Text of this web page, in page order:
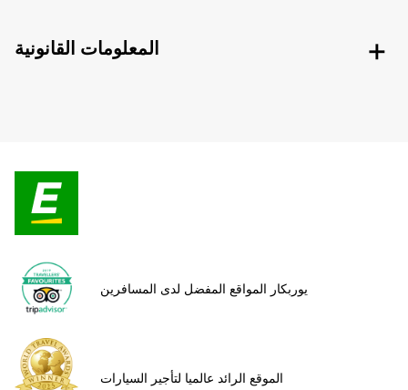
المعلومات القانونية
يوربكار المواقع المفضل لدى المسافرين
الموقع الرائد عالميا لتأجير السيارات